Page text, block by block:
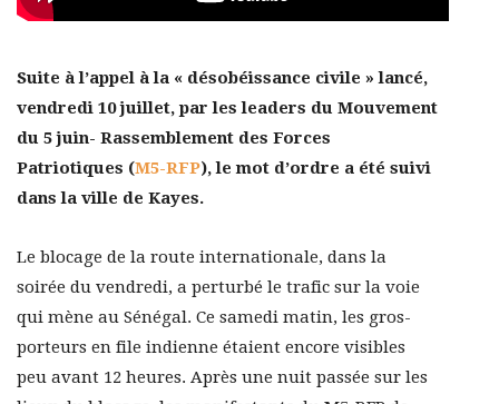
Suite à l’appel à la « désobéissance civile » lancé,
vendredi 10 juillet, par les leaders du Mouvement
du 5 juin- Rassemblement des Forces
Patriotiques (M5-RFP), le mot d’ordre a été suivi
dans la ville de Kayes.
Le blocage de la route internationale, dans la
soirée du vendredi, a perturbé le trafic sur la voie
qui mène au Sénégal. Ce samedi matin, les gros-
porteurs en file indienne étaient encore visibles
peu avant 12 heures. Après une nuit passée sur les